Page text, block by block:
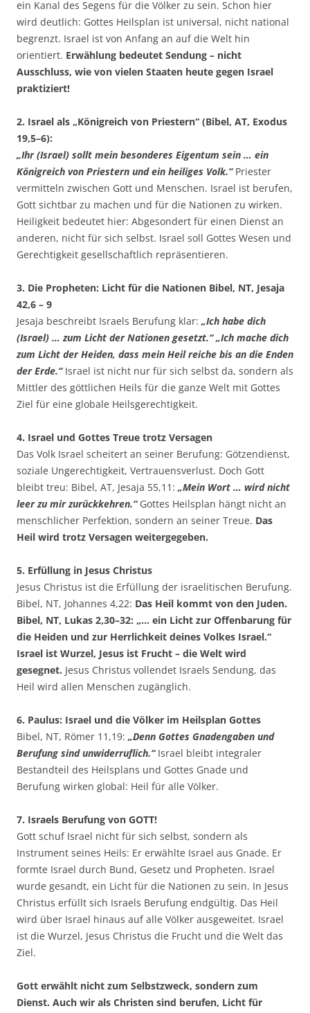
ein Kanal des Segens für die Völker zu sein. Schon hier
wird deutlich: Gottes Heilsplan ist universal, nicht national
begrenzt. Israel ist von Anfang an auf die Welt hin
orientiert. Erwählung bedeutet Sendung – nicht
Ausschluss, wie von vielen Staaten heute gegen Israel
praktiziert!
2. Israel als „Königreich von Priestern“ (Bibel, AT, Exodus
19,5–6):
„Ihr (Israel) sollt mein besonderes Eigentum sein … ein
Königreich von Priestern und ein heiliges Volk.“Priester
vermitteln zwischen Gott und Menschen. Israel ist berufen,
Gott sichtbar zu machen und für die Nationen zu wirken.
Heiligkeit bedeutet hier: Abgesondert für einen Dienst an
anderen, nicht für sich selbst. Israel soll Gottes Wesen und
Gerechtigkeit gesellschaftlich repräsentieren.
3. Die Propheten: Licht für die Nationen Bibel, NT, Jesaja
42,6 – 9
Jesaja beschreibt Israels Berufung klar: „Ich habe dich
(Israel) … zum Licht der Nationen gesetzt.“ „Ich mache dich
zum Licht der Heiden, dass mein Heil reiche bis an die Enden
der Erde.“Israel ist nicht nur für sich selbst da, sondern als
Mittler des göttlichen Heils für die ganze Welt mit Gottes
Ziel für eine globale Heilsgerechtigkeit.
4. Israel und Gottes Treue trotz Versagen
Das Volk Israel scheitert an seiner Berufung: Götzendienst,
soziale Ungerechtigkeit, Vertrauensverlust. Doch Gott
bleibt treu: Bibel, AT, Jesaja 55,11: „Mein Wort … wird nicht
leer zu mir zurückkehren.“Gottes Heilsplan hängt nicht an
menschlicher Perfektion, sondern an seiner Treue. Das
Heil wird trotz Versagen weitergegeben.
5. Erfüllung in Jesus Christus
Jesus Christus ist die Erfüllung der israelitischen Berufung.
Bibel, NT, Johannes 4,22: Das Heil kommt von den Juden.
Bibel, NT, Lukas 2,30–32: „… ein Licht zur Offenbarung für
die Heiden und zur Herrlichkeit deines Volkes Israel.“
Israel ist Wurzel, Jesus ist Frucht – die Welt wird
gesegnet. Jesus Christus vollendet Israels Sendung, das
Heil wird allen Menschen zugänglich.
6. Paulus: Israel und die Völker im Heilsplan Gottes
Bibel, NT, Römer 11,19: „Denn Gottes Gnadengaben und
Berufung sind unwiderruflich.“Israel bleibt integraler
Bestandteil des Heilsplans und Gottes Gnade und
Berufung wirken global: Heil für alle Völker.
7. Israels Berufung von GOTT!
Gott schuf Israel nicht für sich selbst, sondern als
Instrument seines Heils: Er erwählte Israel aus Gnade. Er
formte Israel durch Bund, Gesetz und Propheten. Israel
wurde gesandt, ein Licht für die Nationen zu sein. In Jesus
Christus erfüllt sich Israels Berufung endgültig. Das Heil
wird über Israel hinaus auf alle Völker ausgeweitet. Israel
ist die Wurzel, Jesus Christus die Frucht und die Welt das
Ziel.
Gott erwählt nicht zum Selbstzweck, sondern zum
Dienst. Auch wir als Christen sind berufen, Licht für